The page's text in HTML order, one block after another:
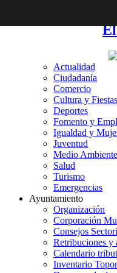
Actualidad
Ciudadanía
Comercio
Cultura y Fiestas
Deportes
Fomento y
Igualdad y
Juventud
Medio Ambiente
Salud
Turismo
Emergencias
Ayuntamiento
Organización
Corporación
Consejos
Retribuciones y
Calendario
Inventario